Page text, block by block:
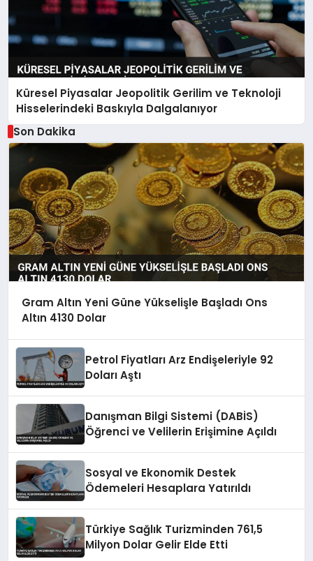
Küresel Piyasalar Jeopolitik Gerilim ve Teknoloji
Hisselerindeki Baskıyla Dalgalanıyor
Son Dakika
Gram Altın Yeni Güne Yükselişle Başladı Ons
Altın 4130 Dolar
Petrol Fiyatları Arz Endişeleriyle 92
Doları Aştı
Danışman Bilgi Sistemi (DABİS)
Öğrenci ve Velilerin Erişimine Açıldı
Sosyal ve Ekonomik Destek
Ödemeleri Hesaplara Yatırıldı
Türkiye Sağlık Turizminden 761,5
Milyon Dolar Gelir Elde Etti